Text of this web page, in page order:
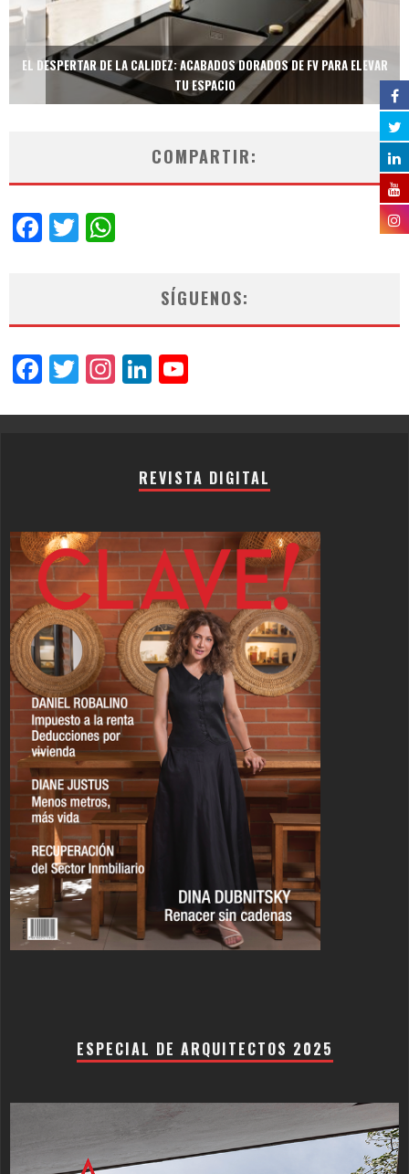
EL DESPERTAR DE LA CALIDEZ: ACABADOS DORADOS DE FV PARA ELEVAR
TU ESPACIO
COMPARTIR:
Facebook
Twitter
SÍGUENOS:
Facebook
Twitter
Instagram
LinkedIn
REVISTA DIGITAL
ESPECIAL DE ARQUITECTOS 2025